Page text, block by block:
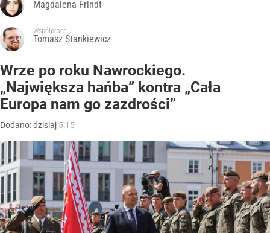
Magdalena Frindt
Współpraca:
Tomasz Stankiewicz
Wrze po roku Nawrockiego.
„Największa hańba” kontra „Cała
Europa nam go zazdrości”
Dodano:dzisiaj 5:15